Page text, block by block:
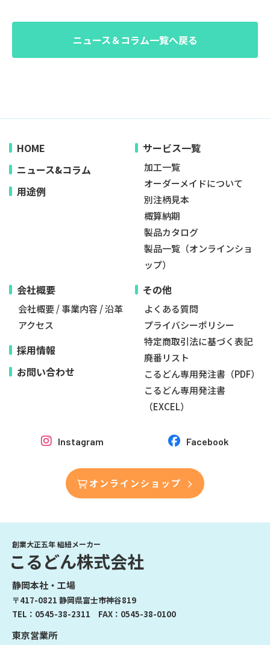
ニュース＆コラム一覧へ戻る
HOME
ニュース&コラム
用途例
サービス一覧
加工一覧
オーダーメイドについて
別注柄見本
概算納期
製品カタログ
製品一覧（オンラインショ
ップ）
会社概要
会社概要/事業内容 /沿革
アクセス
採用情報
お問い合わせ
その他
よくある質問
プライバシーポリシー
特定商取引法に基づく表記
廃番リスト
こるどん専用発注書（PDF）
こるどん専用発注書
（EXCEL）
Instagram Facebook
オンラインショップ
創業大正五年 組紐メーカー
こるどん株式会社
静岡本社・工場
〒417-0821 静岡県富士市神谷819
TEL： 0545-38-2311 FAX：0545-38-0100
東京営業所